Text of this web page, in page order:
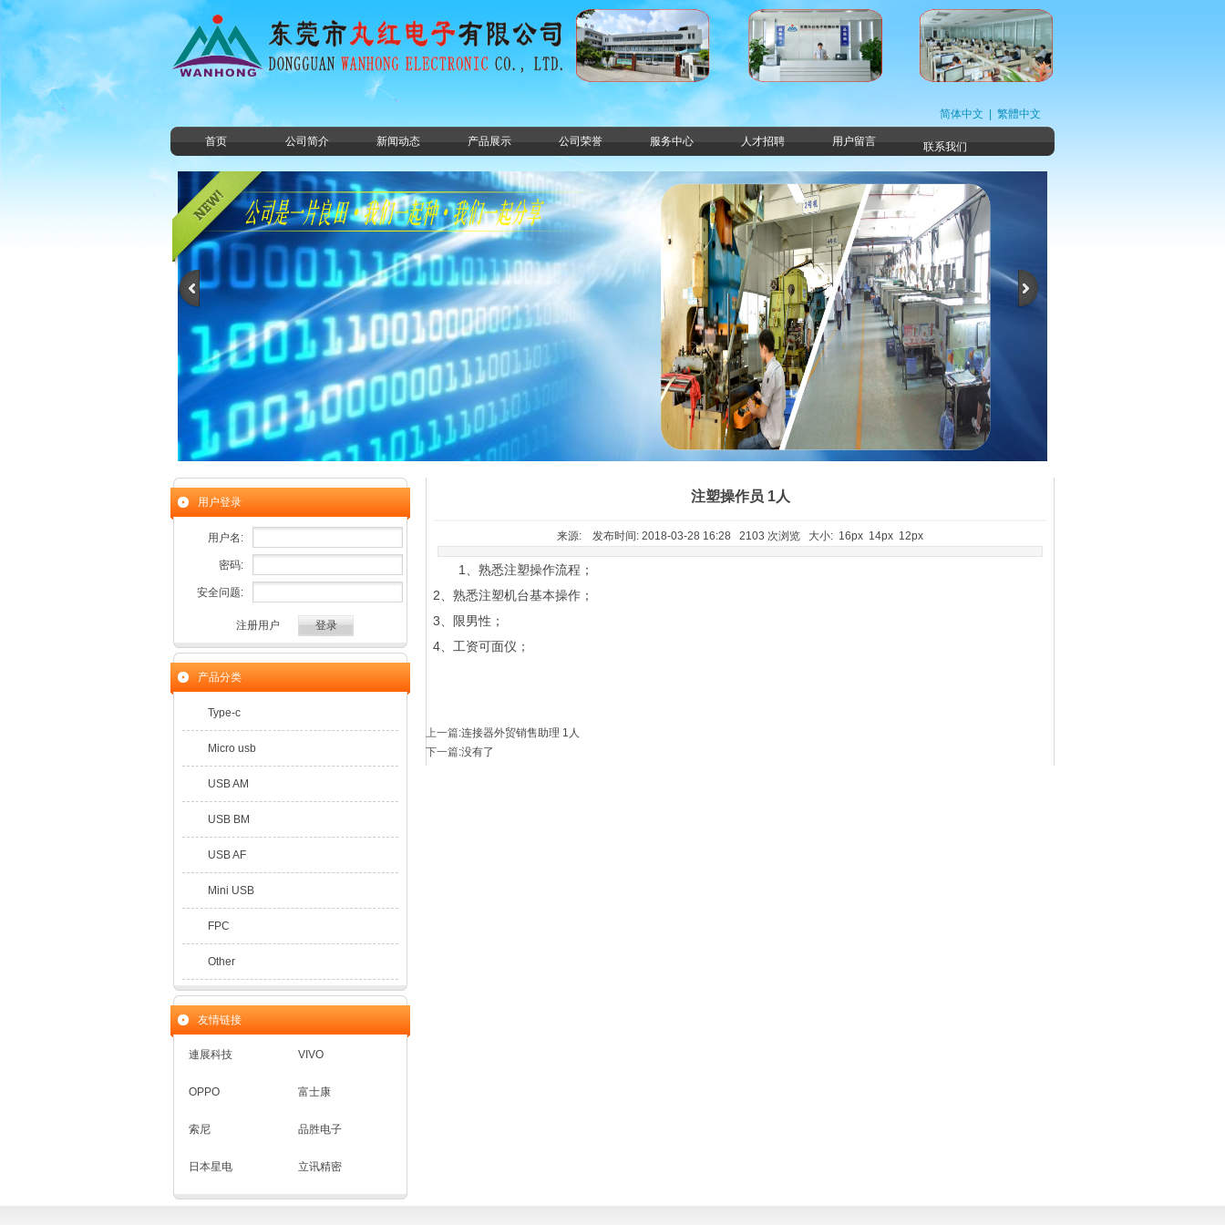
简体中文 繁體中文
首页 公司简介 新闻动态 产品展示 公司荣誉 服务中心 人才招聘 用户留言 联系我们
注塑操作员 1人
来源: 发布时间: 2018-03-28 16:28 2103 次浏览 大小: 16px 14px 12px
1、熟悉注塑操作流程；
2、熟悉注塑机台基本操作；
3、限男性；
4、工资可面仪；
上一篇:连接器外贸销售助理 1人
下一篇:没有了
用户登录
用户名:
密码:
安全问题:
注册用户
产品分类
Type-c
Micro usb
USB AM
USB BM
USB AF
Mini USB
FPC
Other
友情链接
連展科技 VIVO
OPPO 富士康
索尼 品胜电子
日本星电 立讯精密